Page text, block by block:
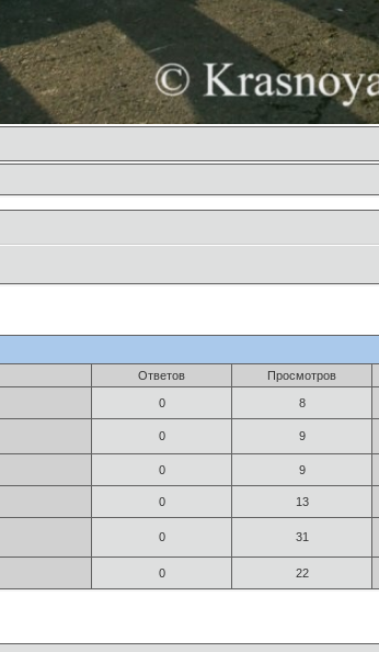
Ответов Просмотров
0 8
0 9
0 9
0 13
0 31
0 22